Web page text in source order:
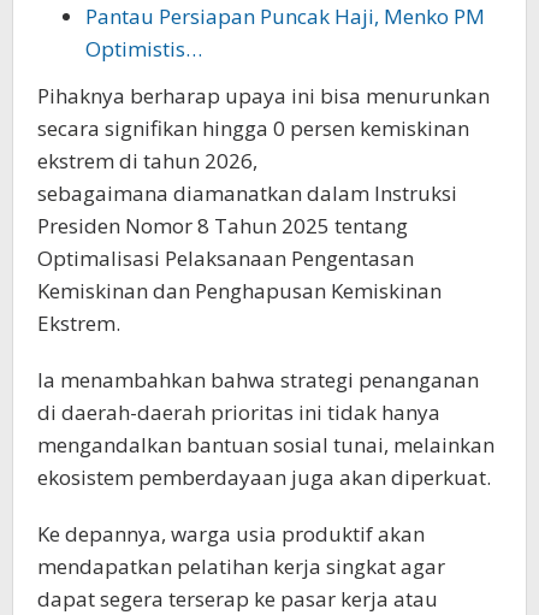
Pantau Persiapan Puncak Haji, Menko PM
Optimistis…
Pihaknya berharap upaya ini bisa menurunkan
secara signifikan hingga 0 persen kemiskinan
ekstrem di tahun 2026,
sebagaimana diamanatkan dalam Instruksi
Presiden Nomor 8 Tahun 2025 tentang
Optimalisasi Pelaksanaan Pengentasan
Kemiskinan dan Penghapusan Kemiskinan
Ekstrem.
Ia menambahkan bahwa strategi penanganan
di daerah-daerah prioritas ini tidak hanya
mengandalkan bantuan sosial tunai, melainkan
ekosistem pemberdayaan juga akan diperkuat.
Ke depannya, warga usia produktif akan
mendapatkan pelatihan kerja singkat agar
dapat segera terserap ke pasar kerja atau